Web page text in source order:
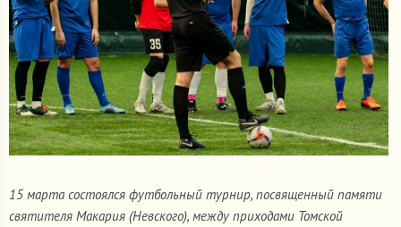
15 марта состоялся футбольный турнир, посвященный памяти
святителя Макария (Невского), между приходами Томской